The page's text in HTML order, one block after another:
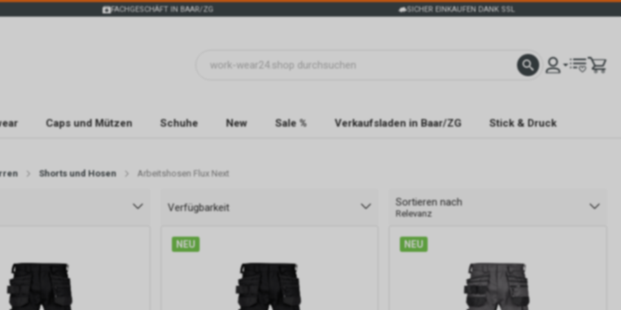
FACHGESCHÄFT IN BAAR/ZG SICHER EINKAUFEN DANK SSL
Caps und Mützen Schuhe New Sale % Verkaufsladen in Baar/ZG Stick & Druck
Shorts und Hosen Arbeitshosen Flux Next
Verfügbarkeit Sortieren nach
Relevanz
NEU NEU